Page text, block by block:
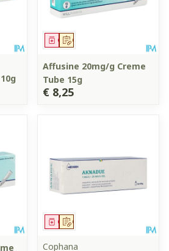
Op voorschrift
Geneesmiddel
Affusine 20mg/g Creme
Tube 15g
€ 8,25
Op voorschrift
Geneesmiddel
Cophana